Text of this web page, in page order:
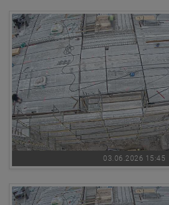
03.06.2026 15:45